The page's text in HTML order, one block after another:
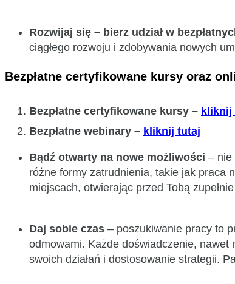
Rozwijaj się – bierz udział w
ciągłego rozwoju i zdobywania nowych
Bezpłatne certyfikowane kursy oraz
Bezpłatne certyfikowane kursy – kliknij
Bezpłatne webinary – kliknij tutaj
Bądź otwarty na nowe możliwości – nie
różne formy zatrudnienia, takie jak praca
miejscach, otwierając przed Tobą
Daj sobie czas – poszukiwanie pracy to
odmowami. Każde doświadczenie, nawet
swoich działań i dostosowanie strategii.